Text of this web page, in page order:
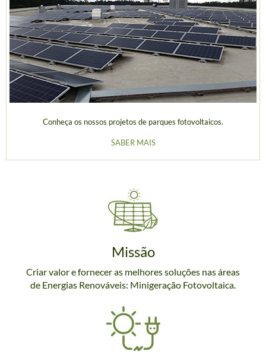
Conheça os nossos projetos de parques fotovoltaicos.
SABER MAIS
Missão
Criar valor e fornecer as melhores soluções nas áreas
de Energias Renováveis: Minigeração Fotovoltaica.